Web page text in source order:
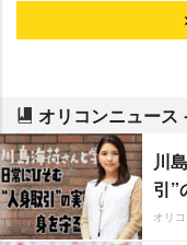
オリコンニュース
川
引”
オリ